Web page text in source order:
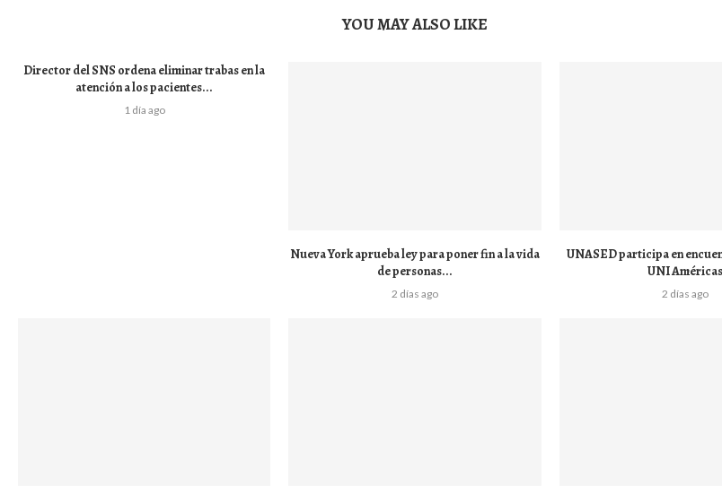
YOU MAY ALSO LIKE
Director del SNS ordena eliminar trabas en la
atención a los pacientes...
1 día ago
Nueva York aprueba ley para poner fin a la vida
de personas...
2 días ago
UNASED participa en
UNI Américas
2 días ago